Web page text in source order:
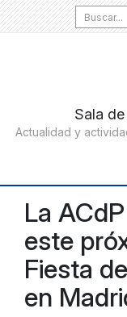
Search
for:
La
este
Fiesta
en